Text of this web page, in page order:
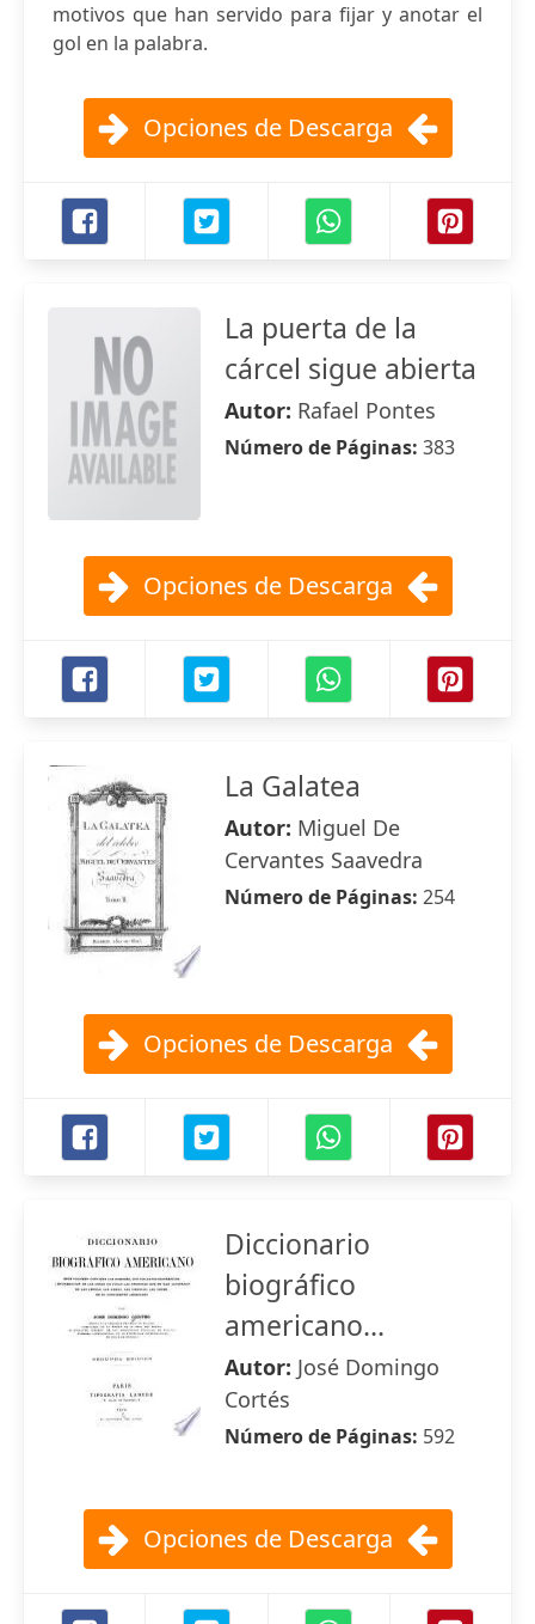
motivos que han servido para fijar y anotar el
gol en la palabra.
Opciones de Descarga
La puerta de la
cárcel sigue abierta
Autor: Rafael Pontes
Número de Páginas: 383
Opciones de Descarga
La Galatea
Autor: Miguel De
Cervantes Saavedra
Número de Páginas: 254
Opciones de Descarga
Diccionario
biográfico
americano...
Autor: José Domingo
Cortés
Número de Páginas: 592
Opciones de Descarga